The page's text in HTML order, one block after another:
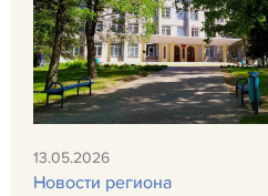
13.05.2026
Новости региона